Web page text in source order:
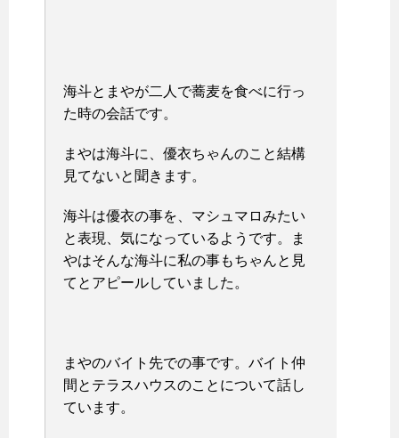
海斗とまやが二人で蕎麦を食べに行っ
た時の会話です。
まやは海斗に、優衣ちゃんのこと結構
見てないと聞きます。
海斗は優衣の事を、マシュマロみたい
と表現、気になっているようです。ま
やはそんな海斗に私の事もちゃんと見
てとアピールしていました。
まやのバイト先での事です。バイト仲
間とテラスハウスのことについて話し
ています。